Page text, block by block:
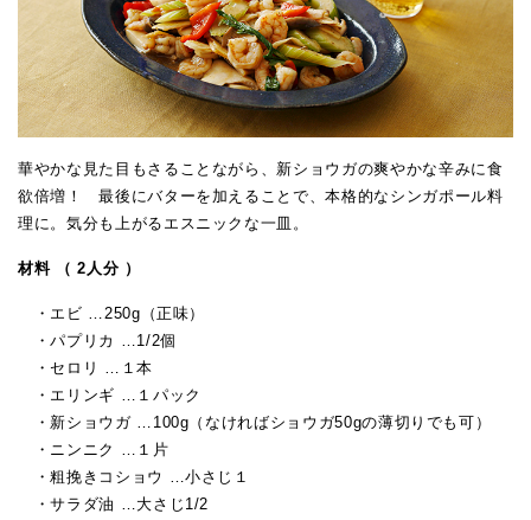
華やかな見た目もさることながら、新ショウガの爽やかな辛みに食
欲倍増！ 最後にバターを加えることで、本格的なシンガポール料
理に。気分も上がるエスニックな一皿。
材料 （ 2人分 ）
・エビ …250g（正味）
・パプリカ …1/2個
・セロリ …１本
・エリンギ …１パック
・新ショウガ …100g（なければショウガ50gの薄切りでも可）
・ニンニク …１片
・粗挽きコショウ …小さじ１
・サラダ油 …大さじ1/2